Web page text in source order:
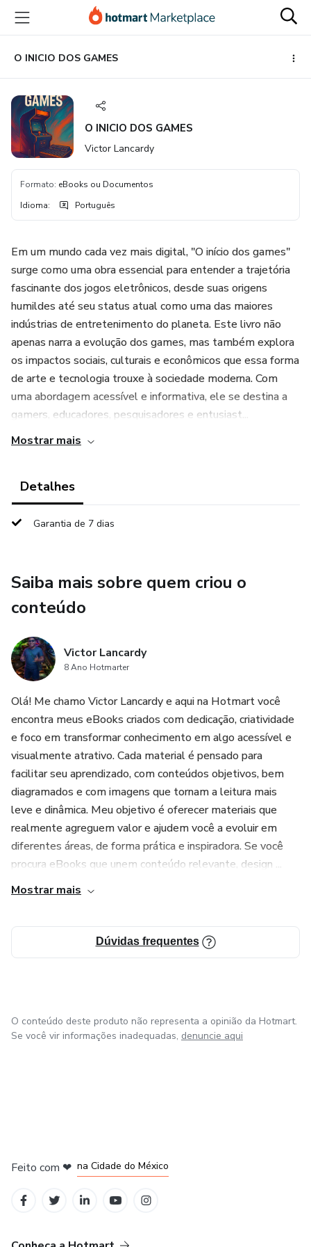
para
conteúdo
principal
para
pagamento
para
rodapé
O INICIO DOS GAMES
O INICIO DOS GAMES
Victor Lancardy
Formato: eBooks ou Documentos
Idioma: Português
Em um mundo cada vez mais digital, "O início dos games"
surge como uma obra essencial para entender a trajetória
fascinante dos jogos eletrônicos, desde suas origens
humildes até seu status atual como uma das maiores
indústrias de entretenimento do planeta. Este livro não
apenas narra a evolução dos games, mas também explora
os impactos sociais, culturais e econômicos que essa forma
de arte e tecnologia trouxe à sociedade moderna. Com
uma abordagem acessível e informativa, ele se destina a
gamers, educadores, pesquisadores e entusiast...
Mostrar mais
Detalhes
Garantia de 7 dias
Saiba mais sobre quem criou o
conteúdo
Victor Lancardy
8 Ano Hotmarter
Olá! Me chamo Victor Lancardy e aqui na Hotmart você
encontra meus eBooks criados com dedicação, criatividade
e foco em transformar conhecimento em algo acessível e
visualmente atrativo. Cada material é pensado para
facilitar seu aprendizado, com conteúdos objetivos, bem
diagramados e com imagens que tornam a leitura mais
leve e dinâmica. Meu objetivo é oferecer materiais que
realmente agreguem valor e ajudem você a evoluir em
diferentes áreas, de forma prática e inspiradora. Se você
procura eBooks que unem conteúdo relevante, design ...
Mostrar mais
Dúvidas frequentes
O conteúdo deste produto não representa a opinião da Hotmart.
Se você vir informações inadequadas, denuncie aqui
Feito com ❤ na Cidade do México